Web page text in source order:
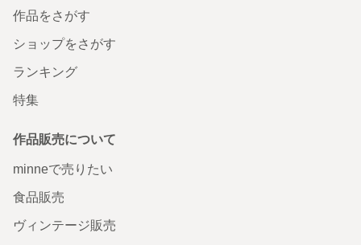
作品をさがす
ショップをさがす
ランキング
特集
作品販売について
minneで売りたい
食品販売
ヴィンテージ販売